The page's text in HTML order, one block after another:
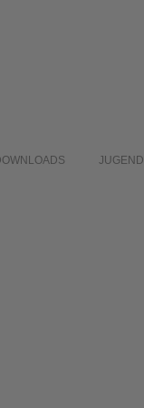
JUGEND